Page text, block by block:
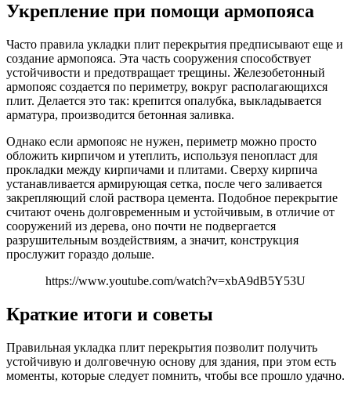
Укрепление при помощи армопояса
Часто правила укладки плит перекрытия предписывают еще и
создание армопояса. Эта часть сооружения способствует
устойчивости и предотвращает трещины. Железобетонный
армопояс создается по периметру, вокруг располагающихся
плит. Делается это так: крепится опалубка, выкладывается
арматура, производится бетонная заливка.
Однако если армопояс не нужен, периметр можно просто
обложить кирпичом и утеплить, используя пенопласт для
прокладки между кирпичами и плитами. Сверху кирпича
устанавливается армирующая сетка, после чего заливается
закрепляющий слой раствора цемента. Подобное перекрытие
считают очень долговременным и устойчивым, в отличие от
сооружений из дерева, оно почти не подвергается
разрушительным воздействиям, а значит, конструкция
прослужит гораздо дольше.
https://www.youtube.com/watch?v=xbA9dB5Y53U
Краткие итоги и советы
Правильная укладка плит перекрытия позволит получить
устойчивую и долговечную основу для здания, при этом есть
моменты, которые следует помнить, чтобы все прошло удачно.